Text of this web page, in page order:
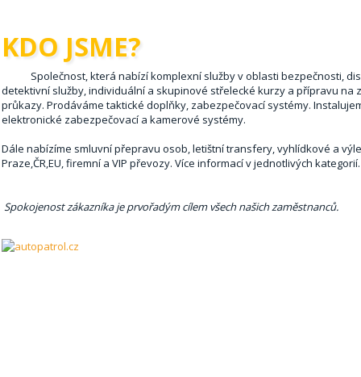
KDO JSME?
Společnost, která nabízí komplexní služby v oblasti bezpečnosti,
detektivní služby, individuální a skupinové střelecké kurzy a přípravu na
průkazy. Prodáváme taktické doplňky, zabezpečovací systémy.
elektronické zabezpečovací a kamerové systémy.
Dále nabízíme smluvní přepravu osob, letištní transfery, vyhlídkové a
Praze,ČR,EU, firemní a VIP převozy. Více informací v jednotlivých kategorií.
Spokojenost zákazníka je prvořadým cílem všech našich zaměstnanců.